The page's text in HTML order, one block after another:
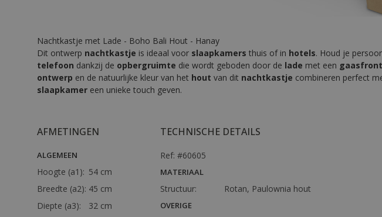
Nachtkastje met Lade - Boho Bali Hout - Hanay
Dit ontwerp nachtkastje is ideaal voor slaapkamers thuis of in hotels. Houd je
telefoon dankzij de opbergruimte die wordt geboden door de lade met een gaasfront
ontwerp en de natuurlijke kleur van het hout van dit nachtkastje combineren perfect
slaapkamer een unieke touch geven.
AFMETINGEN
ALGEMEEN
Hoogte (a1): 54 cm
Breedte (a2): 45 cm
Diepte (a3):
32 cm
TECHNISCHE DETAILS
Ref: #60605
MATERIAAL
Structuur: Rotan, Paulownia hout
OVERIGE